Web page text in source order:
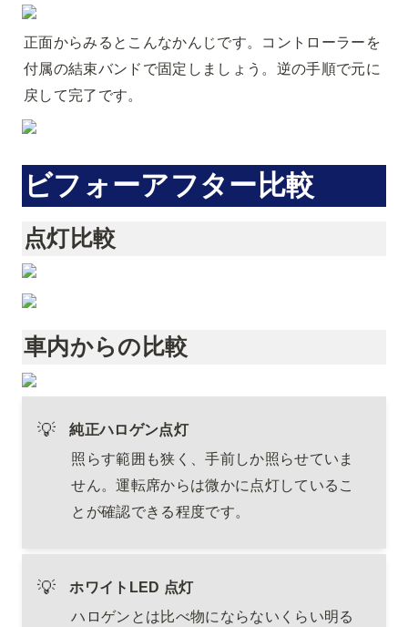
正面からみるとこんなかんじです。コントローラーを
付属の結束バンドで固定しましょう。逆の手順で元に
戻して完了です。
ビフォーアフター比較
点灯比較
車内からの比較
💡
純正ハロゲン点灯
照らす範囲も狭く、手前しか照らせていま
せん。運転席からは微かに点灯しているこ
とが確認できる程度です。
💡
ホワイトLED 点灯
ハロゲンとは比べ物にならないくらい明る